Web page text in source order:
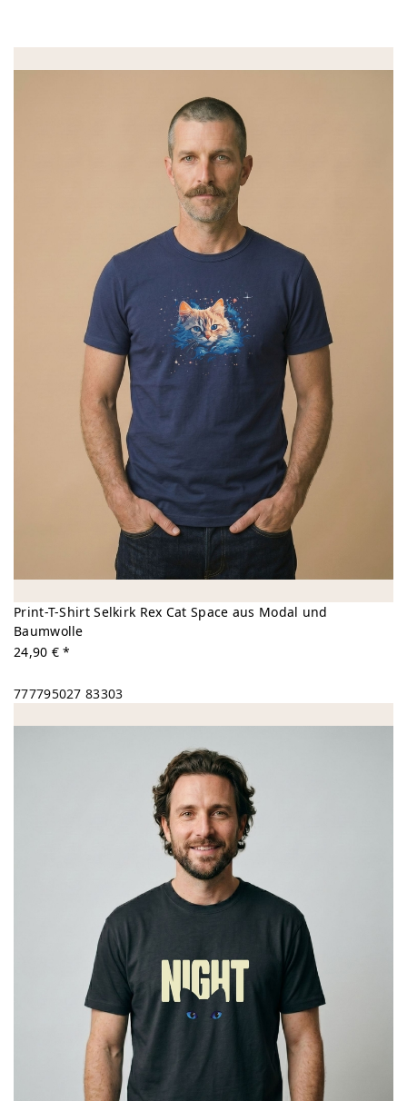
Print-T-Shirt Selkirk Rex Cat Space aus Modal und
Baumwolle
24,90 € *
777795027 83303